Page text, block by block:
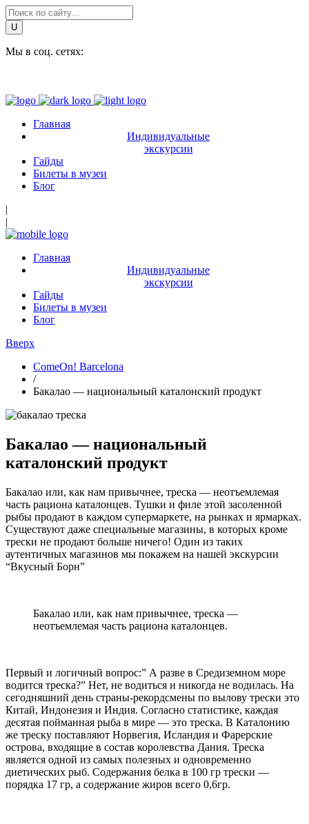
Мы в соц. сетях:
Главная
Индивидуальные
экскурсии
Гайды
Билеты в музеи
Блог
|
|
Главная
Индивидуальные
экскурсии
Гайды
Билеты в музеи
Блог
Вверх
ComeOn! Barcelona
/
Бакалао — национальный каталонский продукт
Бакалао — национальный
каталонский продукт
Бакалао или, как нам привычнее, треска — неотъемлемая
часть рациона каталонцев. Тушки и филе этой засоленной
рыбы продают в каждом супермаркете, на рынках и ярмарках.
Существуют даже специальные магазины, в которых кроме
трески не продают больше ничего! Один из таких
аутентичных магазинов мы покажем на нашей экскурсии
“Вкусный Борн”
Бакалао или, как нам привычнее, треска —
неотъемлемая часть рациона каталонцев.
Первый и логичный вопрос:” А разве в Средиземном море
водится треска?” Нет, не водиться и никогда не водилась. На
сегодняшний день страны-рекордсмены по вылову трески это
Китай, Индонезия и Индия. Согласно статистике, каждая
десятая пойманная рыба в мире — это треска. В Каталонию
же треску поставляют Норвегия, Исландия и Фарерские
острова, входящие в состав королевства Дания. Треска
является одной из самых полезных и одновременно
диетических рыб. Содержания белка в 100 гр трески —
порядка 17 гр, а содержание жиров всего 0,6гр.